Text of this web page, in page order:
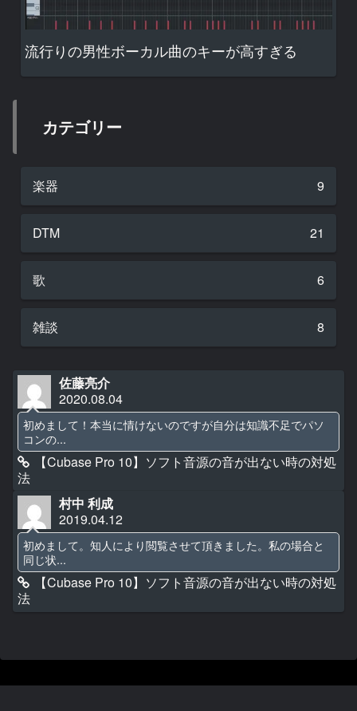
流行りの男性ボーカル曲のキーが高すぎる
カテゴリー
楽器 9
DTM 21
歌 6
雑談 8
佐藤亮介
2020.08.04
初めまして！本当に情けないのですが自分は知識不足でパソ
コンの...
【Cubase Pro 10】ソフト音源の音が出ない時の対処
法
村中 利成
2019.04.12
初めまして。知人により閲覧させて頂きました。私の場合と
同じ状...
【Cubase Pro 10】ソフト音源の音が出ない時の対処
法